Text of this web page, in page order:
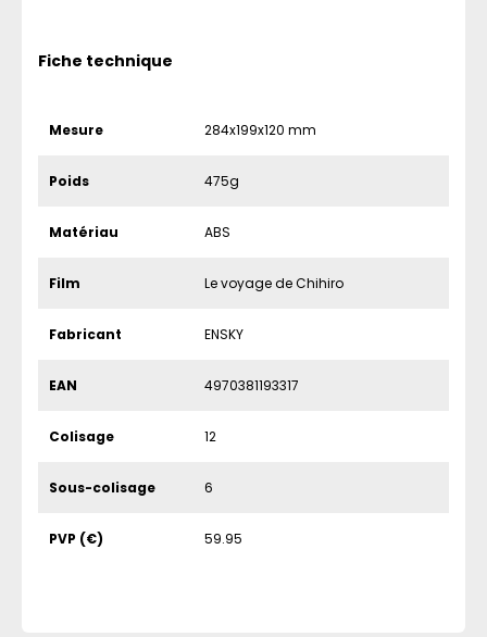
Fiche technique
Mesure 284x199x120 mm
Poids 475g
Matériau ABS
Film Le voyage de Chihiro
Fabricant ENSKY
EAN 4970381193317
Colisage 12
Sous-colisage 6
PVP (€) 59.95